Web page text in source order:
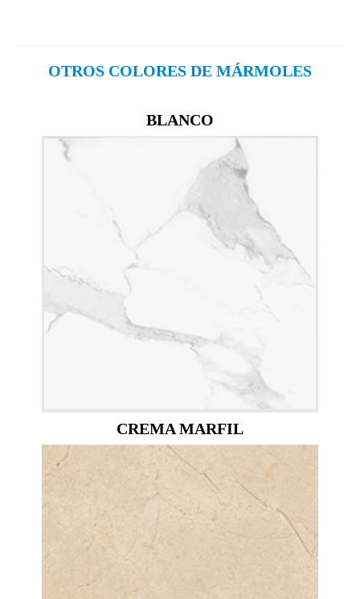
OTROS COLORES DE MÁRMOLES
BLANCO
CREMA MARFIL